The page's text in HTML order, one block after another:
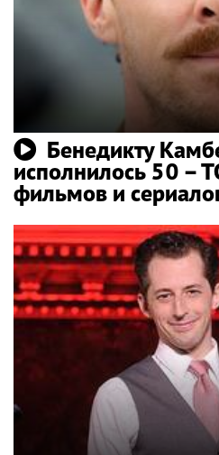
Бенедикту
исполнилось 50 –
фильмов и